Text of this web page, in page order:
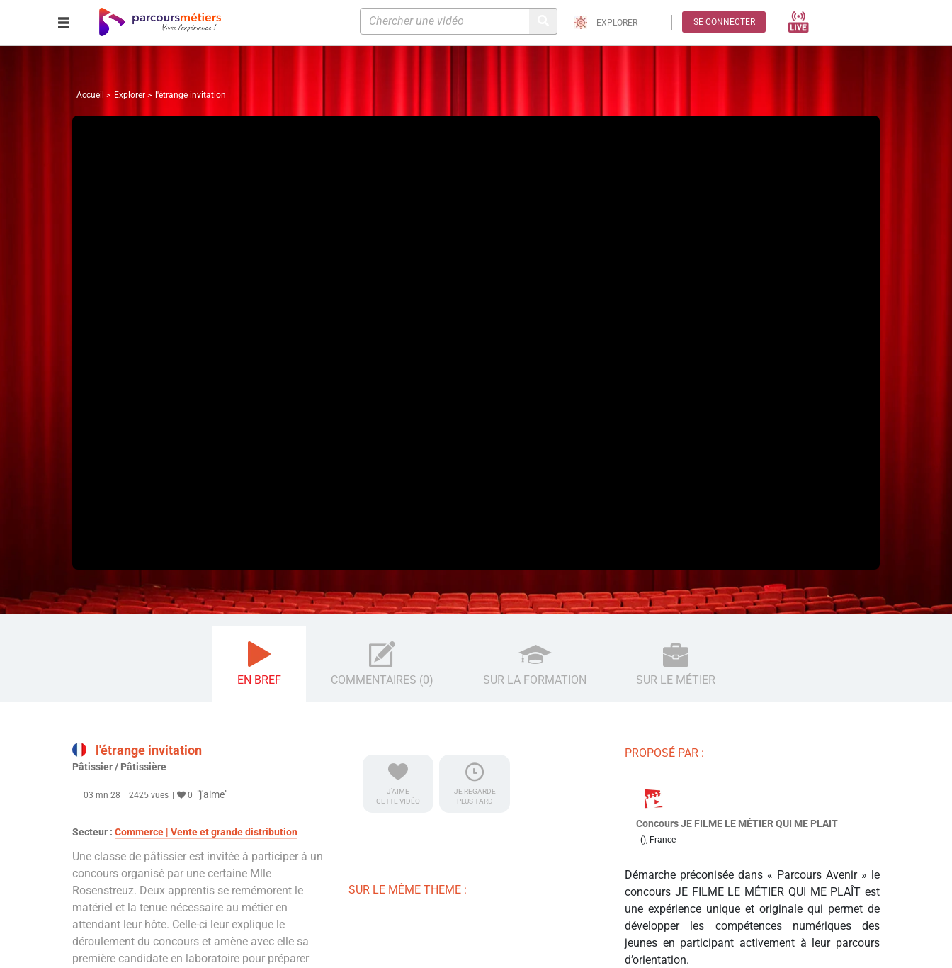
EXPLORER SE CONNECTER
Accueil Explorer l'étrange invitation
EN BREF COMMENTAIRES (0) SUR LA FORMATION SUR LE MÉTIER
l'étrange invitation
Pâtissier / Pâtissière
03 mn 28 2425 vues 0 "j'aime"
Secteur : Commerce | Vente et grande distribution
Une classe de pâtissier est invitée à participer à un
concours organisé par une certaine Mlle
Rosenstreuz. Deux apprentis se remémorent le
matériel et la tenue nécessaire au métier en
attendant leur hôte. Celle-ci leur explique le
déroulement du concours et amène avec elle sa
première candidate en laboratoire pour préparer
J'AIME
CETTE VIDÉO
JE REGARDE
PLUS TARD
SUR LE MÊME THEME :
PROPOSÉ PAR :
Concours JE FILME LE MÉTIER QUI ME PLAIT
- (), France
Démarche préconisée dans « Parcours Avenir » le
concours JE FILME LE MÉTIER QUI ME PLAÎT est
une expérience unique et originale qui permet de
développer les compétences numériques des
jeunes en participant activement à leur parcours
d’orientation.